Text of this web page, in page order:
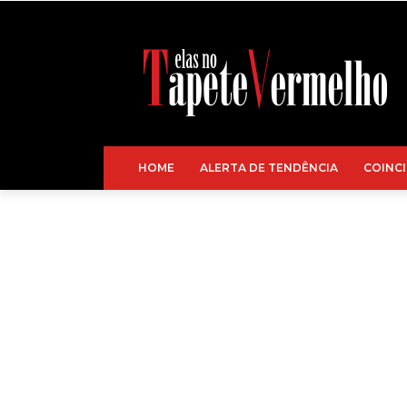
HOME ALERTA DE TENDÊNCIA